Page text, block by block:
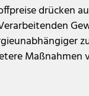
drücken
Maßnahmen